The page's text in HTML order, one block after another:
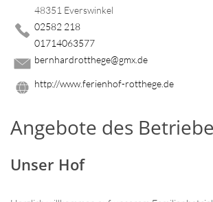
48351 Everswinkel
02582 218
01714063577
bernhardrotthege@gmx.de
http://www.ferienhof-rotthege.de
Angebote des
Unser Hof